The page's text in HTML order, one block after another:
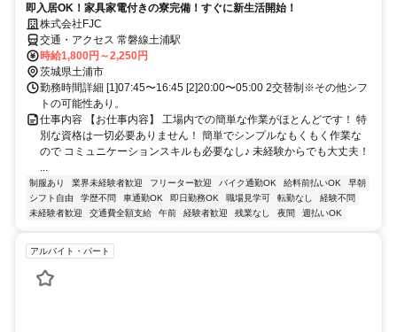
即入居OK！家具家電付きの寮完備！すぐに新生活開始！
株式会社FJC
交通・アクセス 常磐線土浦駅
時給1,800円～2,250円
茨城県土浦市
勤務時間詳細 [1]07:45〜16:45 [2]20:00〜05:00 2交替制※その他シフ
トの可能性あり。
仕事内容 【お仕事内容】 工場内での簡単な作業がほとんどです！ 特
別な資格は一切必要ありません！ 簡単でシンプルなもくもく作業な
ので コミュニケーションスキルも必要なし♪ 未経験からでも大丈夫！
...
制服あり 業界未経験者歓迎 フリーター歓迎 バイク通勤OK 給料前払いOK
早朝
シフト自由
学歴不問 車通勤OK 即日勤務OK 職場見学可 転勤なし
経験不問
未経験者歓迎
交通費全額支給 午前 経験者歓迎 残業なし 夜間 週払いOK
アルバイト・パート